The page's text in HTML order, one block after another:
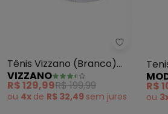
Vizzano -
Tênis Vizzano (Branco)
em Sintético
VIZZANO
R$ 129,99R$ 199,99
ou 4x de R$ 32,49 sem juros
em
R$
ou